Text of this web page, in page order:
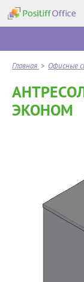
Главная > Офисные
ЭКОНОМ